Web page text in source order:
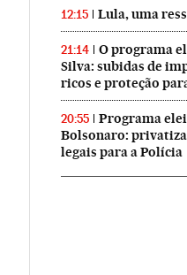
12:15 Lula, uma
21:14
O programa
Silva: subidas de
ricos e proteção
20:55
Programa
Bolsonaro:
legais para a Polícia